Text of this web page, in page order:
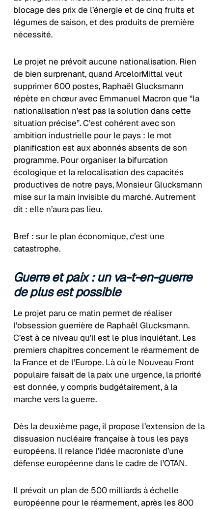
blocage des prix de l’énergie et de cinq fruits et
légumes de saison, et des produits de première
nécessité.
Le projet ne prévoit aucune nationalisation. Rien
de bien surprenant, quand ArcelorMittal veut
supprimer 600 postes, Raphaël Glucksmann
répète en chœur avec Emmanuel Macron que “la
nationalisation n’est pas la solution dans cette
situation précise”. C’est cohérent avec son
ambition industrielle pour le pays : le mot
planification est aux abonnés absents de son
programme. Pour organiser la bifurcation
écologique et la relocalisation des capacités
productives de notre pays, Monsieur Glucksmann
mise sur la main invisible du marché. Autrement
dit : elle n’aura pas lieu.
Bref : sur le plan économique, c’est une
catastrophe.
Guerre et paix : un va-t-en-guerre
de plus est possible
Le projet paru ce matin permet de réaliser
l’obsession guerrière de Raphaël Glucksmann.
C’est à ce niveau qu’il est le plus inquiétant. Les
premiers chapitres concernent le réarmement de
la France et de l’Europe. Là où le Nouveau Front
populaire faisait de la paix une urgence, la priorité
est donnée, y compris budgétairement, à la
marche vers la guerre.
Dès la deuxième page, il propose l’extension de la
dissuasion nucléaire française à tous les pays
européens. Il relance l’idée macroniste d’une
défense européenne dans le cadre de l’OTAN.
Il prévoit un plan de 500 milliards à échelle
européenne pour le réarmement, après les 800